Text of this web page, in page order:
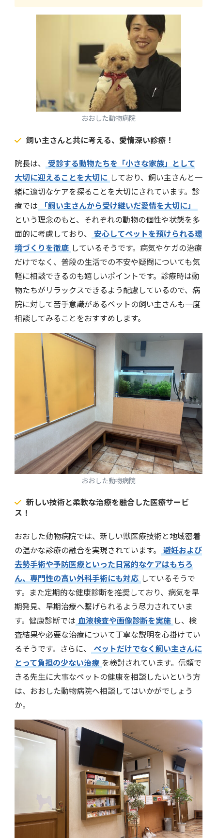
おおした動物病院
飼い主さんと共に考える、愛情深い診療！
院長は、
受診する動物たちを「小さな家族」として
大切に迎えることを大切に しており、飼い主さんと一
緒に適切なケアを探ることを大切にされています。診
療では
「飼い主さんから受け継いだ愛情を大切に」
という理念のもと、それぞれの動物の個性や状態を多
面的に考慮しており、
安心してペットを預けられる環
境づくりを徹底 しているそうです。病気やケガの治療
だけでなく、普段の生活での不安や疑問についても気
軽に相談できるのも嬉しいポイントです。診療時は動
物たちがリラックスできるよう配慮しているので、病
院に対して苦手意識があるペットの飼い主さんも一度
相談してみることをおすすめします。
おおした動物病院
新しい技術と柔軟な治療を融合した医療サービ
ス！
おおした動物病院では、新しい獣医療技術と地域密着
の温かな診療の融合を実現されています。
避妊および
去勢手術や予防医療といった日常的なケアはもちろ
ん、専門性の高い外科手術にも対応 しているそうで
す。また定期的な健康診断を推奨しており、病気を早
期発見、早期治療へ繋げられるよう尽力されていま
す。健康診断では 血液検査や画像診断を実施 し、検
査結果や必要な治療について丁寧な説明を心掛けてい
るそうです。さらに、
ペットだけでなく飼い主さんに
とって負担の少ない治療 を検討されています。信頼で
きる先生に大事なペットの健康を相談したいという方
は、おおした動物病院へ相談してはいかがでしょう
か。